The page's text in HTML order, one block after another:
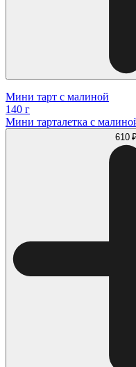
Мини тарт с малиной
140 г
Мини тарталетка с
610